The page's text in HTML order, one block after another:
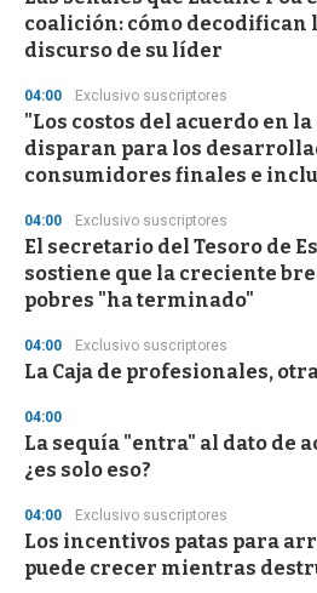
o
f
3
s
e
o
n
coalición: cómo decodifican
discurso de su líder
04:00 Exclusivo suscriptores
"Los costos del acuerdo en
disparan para los
consumidores finales e
04:00 Exclusivo suscriptores
El secretario del Tesoro de
sostiene que la creciente
pobres "ha terminado"
04:00 Exclusivo suscriptores
La Caja de profesionales,
04:00
La sequía "entra" al dato de
¿es solo eso?
04:00 Exclusivo suscriptores
Los incentivos patas para
puede crecer mientras